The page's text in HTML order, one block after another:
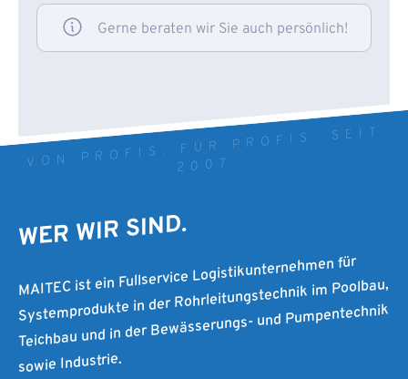
Gerne beraten wir Sie auch persönlich!
VON PROFIS. FÜR PROFIS. SEIT
2007
WER WIR SIND.
MAITEC ist ein Fullservice Logistikunternehmen für
Systemprodukte in der Rohrleitungstechnik im Poolbau,
Teichbau und in der Bewässerungs- und Pumpentechnik
sowie Industrie.